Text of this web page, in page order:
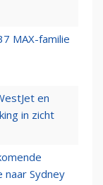
MAX-familie
en
in zicht
Sydney